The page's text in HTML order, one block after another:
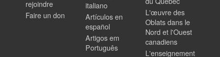
rejoindre
Faire un don
italiano
Artículos en
español
Artigos em
Português
L'œuvre des
Oblats dans le
Nord et l'Ouest
canadiens
L'enseignement